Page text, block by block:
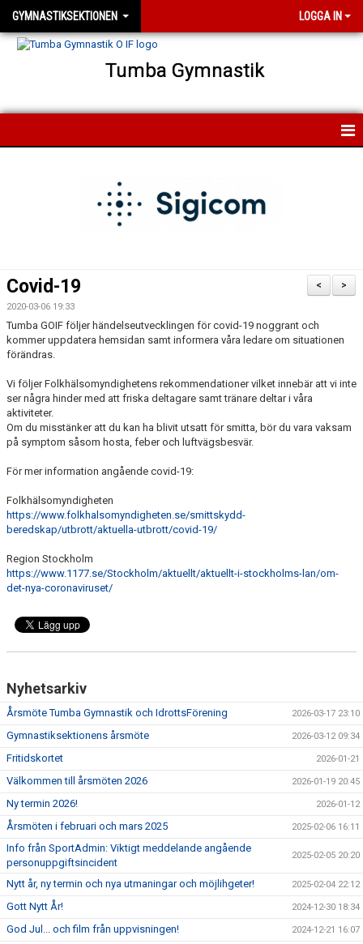
GYMNASTIKSEKTIONEN LOGGA IN
Tumba Gymnastik
FÖR LEDARE
KONTAKT
BILDGALLERI
>
<
Covid-19
2020-03-06 19:33
Tumba GOIF följer händelseutvecklingen för covid-19 noggrant och
kommer uppdatera hemsidan samt informera våra ledare om situationen
förändras.
Vi följer Folkhälsomyndighetens rekommendationer vilket innebär att vi inte
ser några hinder med att friska deltagare samt tränare deltar i våra
aktiviteter.
Om du misstänker att du kan ha blivit utsatt för smitta, bör du vara vaksam
på symptom såsom hosta, feber och luftvägsbesvär.
För mer information angående covid-19:
Folkhälsomyndigheten
https://www.folkhalsomyndigheten.se/smittskydd-
beredskap/utbrott/aktuella-utbrott/covid-19/
Region Stockholm
https://www.1177.se/Stockholm/aktuellt/aktuellt-i-stockholms-lan/om-
det-nya-coronaviruset/
Nyhetsarkiv
Årsmöte Tumba Gymnastik och IdrottsFörening 2026-03-17 23:10
Gymnastiksektionens årsmöte 2026-03-12 09:34
Fritidskortet 2026-01-21
Välkommen till årsmöten 2026 2026-01-19 20:45
Ny termin 2026! 2026-01-12
Årsmöten i februari och mars 2025 2025-02-06 16:11
Info från SportAdmin: Viktigt meddelande angående
personuppgiftsincident
2025-02-05 20:20
Nytt år, ny termin och nya utmaningar och möjlihgeter! 2025-02-04 22:12
Gott Nytt År! 2024-12-30 18:34
God Jul... och film från uppvisningen! 2024-12-21 16:07